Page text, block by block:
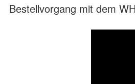
Bestellvorgang mit dem